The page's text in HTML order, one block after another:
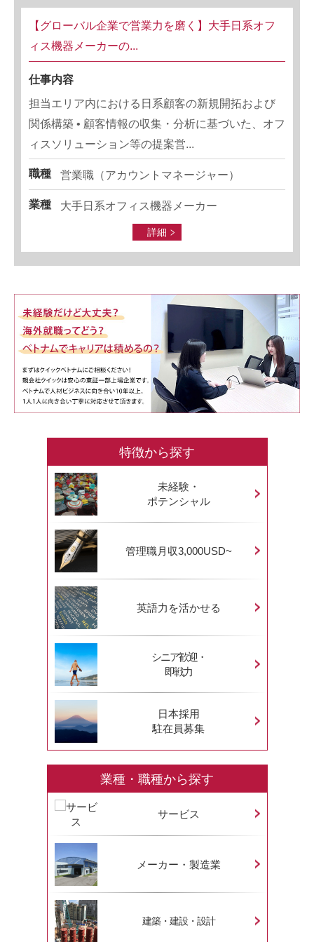
【グローバル企業で営業力を磨く】大手日系オフ
ィス機器メーカーの...
仕事内容
担当エリア内における日系顧客の新規開拓および
関係構築 • 顧客情報の収集・分析に基づいた、オフ
ィスソリューション等の提案営...
職種 営業職（アカウントマネージャー）
業種 大手日系オフィス機器メーカー
詳細
特徴から探す
未経験・
ポテンシャル
管理職月収3,000USD~
英語力を活かせる
シニア歓迎・
即戦力
日本採用
駐在員募集
業種・職種から探す
サービス
メーカー・製造業
建築・建設・設計